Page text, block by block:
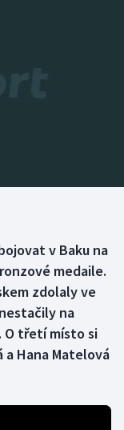
v Baku na
medaile.
zdolaly ve
na
O třetí místo si
Hana Matelová